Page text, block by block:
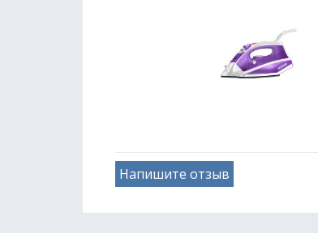
Напишите отзыв